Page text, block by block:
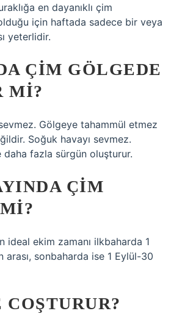
en dayanıklı çim
için haftada sadece bir veya
yeterlidir.
ÇIM GÖLGEDE
MI?
Gölgeye tahammül etmez
Soğuk havayı sevmez.
daha fazla sürgün oluşturur.
ÇIM
ideal ekim zamanı ilkbaharda 1
sonbaharda ise 1 Eylül-30